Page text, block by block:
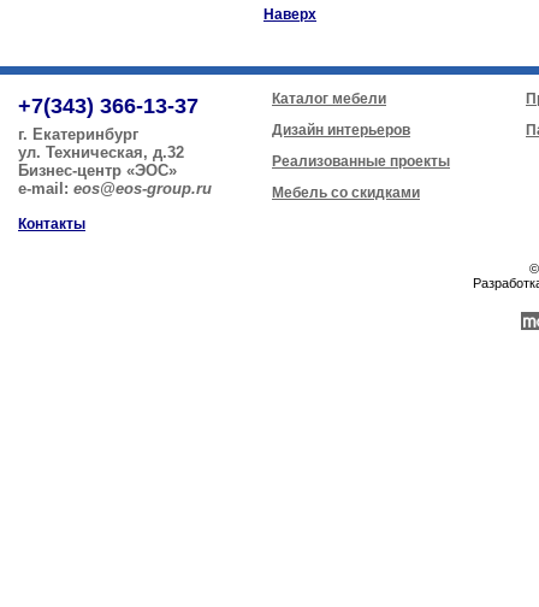
Наверх
+7(343) 366-13-37
г. Екатеринбург
ул. Техническая, д.32
Бизнес-центр «ЭОС»
e-mail: eos@eos-group.ru
Контакты
Каталог мебели
Дизайн интерьеров
Реализованные проекты
Мебель со скидками
©